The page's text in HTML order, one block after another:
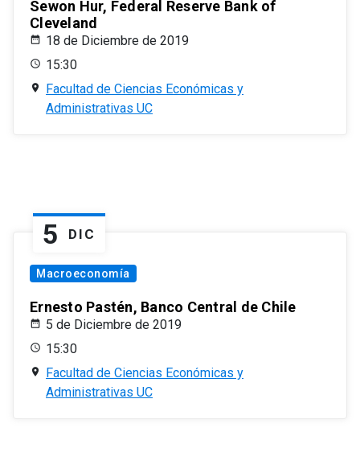
Sewon Hur, Federal Reserve Bank of
Cleveland
18 de Diciembre de 2019
15:30
Facultad de Ciencias Económicas y
Administrativas UC
5 DIC
Macroeconomía
Ernesto Pastén, Banco Central de Chile
5 de Diciembre de 2019
15:30
Facultad de Ciencias Económicas y
Administrativas UC